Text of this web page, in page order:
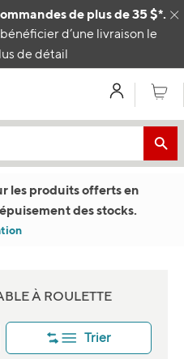
de plus de 35 $*.
d’une livraison le
de détail
MonPanier
les produits offerts en
des stocks.
À ROULETTE
Trier